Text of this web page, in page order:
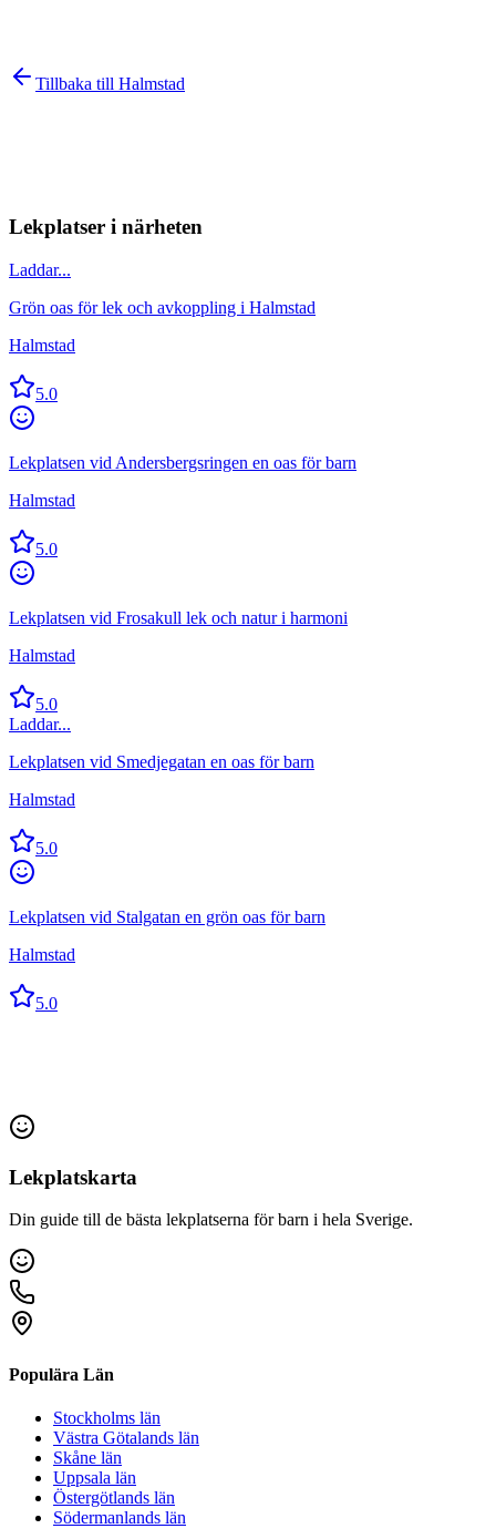
Tillbaka till Halmstad
Lekplatser i närheten
Laddar...
Grön oas för lek och avkoppling i Halmstad
Halmstad
5.0
Lekplatsen vid Andersbergsringen en oas för barn
Halmstad
5.0
Lekplatsen vid Frosakull lek och natur i harmoni
Halmstad
5.0
Laddar...
Lekplatsen vid Smedjegatan en oas för barn
Halmstad
5.0
Lekplatsen vid Stalgatan en grön oas för barn
Halmstad
5.0
Lekplatskarta
Din guide till de bästa lekplatserna för barn i hela Sverige.
Populära Län
Stockholms län
Västra Götalands län
Skåne län
Uppsala län
Östergötlands län
Södermanlands län